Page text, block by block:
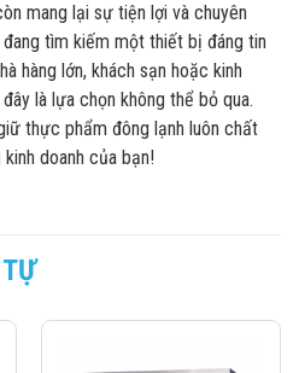
mang lại sự tiện lợi và chuyên
tìm kiếm một thiết bị đáng tin
hàng lớn, khách sạn hoặc kinh
là lựa chọn không thể bỏ qua.
thực phẩm đông lạnh luôn chất
doanh của bạn!